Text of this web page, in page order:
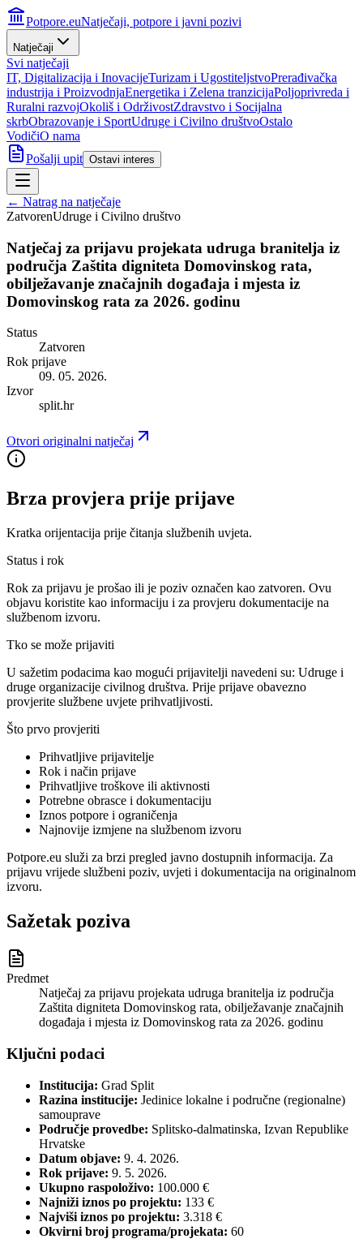
Potpore.euNatječaji, potpore i javni pozivi
Natječaji
Svi natječaji
IT, Digitalizacija i InovacijeTurizam i UgostiteljstvoPrerađivačka
industrija i ProizvodnjaEnergetika i Zelena tranzicijaPoljoprivreda i
Ruralni razvojOkoliš i OdrživostZdravstvo i Socijalna
skrbObrazovanje i SportUdruge i Civilno društvoOstalo
VodičiO nama
Pošalji upit Ostavi interes
← Natrag na natječaje
ZatvorenUdruge i Civilno društvo
Natječaj za prijavu projekata udruga branitelja iz
područja Zaštita digniteta Domovinskog rata,
obilježavanje značajnih događaja i mjesta iz
Domovinskog rata za 2026. godinu
Status
Zatvoren
Rok prijave
09. 05. 2026.
Izvor
split.hr
Otvori originalni natječaj
Brza provjera prije prijave
Kratka orijentacija prije čitanja službenih uvjeta.
Status i rok
Rok za prijavu je prošao ili je poziv označen kao zatvoren. Ovu
objavu koristite kao informaciju i za provjeru dokumentacije na
službenom izvoru.
Tko se može prijaviti
U sažetim podacima kao mogući prijavitelji navedeni su: Udruge i
druge organizacije civilnog društva. Prije prijave obavezno
provjerite službene uvjete prihvatljivosti.
Što prvo provjeriti
Prihvatljive prijavitelje
Rok i način prijave
Prihvatljive troškove ili aktivnosti
Potrebne obrasce i dokumentaciju
Iznos potpore i ograničenja
Najnovije izmjene na službenom izvoru
Potpore.eu služi za brzi pregled javno dostupnih informacija. Za
prijavu vrijede službeni poziv, uvjeti i dokumentacija na originalnom
izvoru.
Sažetak poziva
Predmet
Natječaj za prijavu projekata udruga branitelja iz područja
Zaštita digniteta Domovinskog rata, obilježavanje značajnih
događaja i mjesta iz Domovinskog rata za 2026. godinu
Ključni podaci
Institucija: Grad Split
Razina institucije: Jedinice lokalne i područne (regionalne)
samouprave
Područje provedbe: Splitsko-dalmatinska, Izvan Republike
Hrvatske
Datum objave: 9. 4. 2026.
Rok prijave: 9. 5. 2026.
Ukupno raspoloživo: 100.000 €
Najniži iznos po projektu: 133 €
Najviši iznos po projektu: 3.318 €
Okvirni broj programa/projekata: 60